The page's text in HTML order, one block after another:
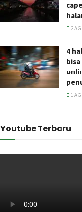
2
4
1
Youtube Terbaru